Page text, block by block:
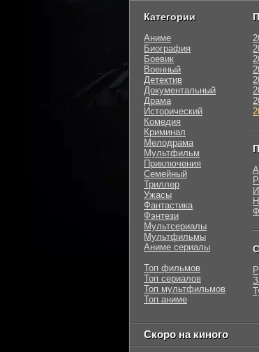
Категории
Аниме
Биография
Боевик
Военный
Детектив
Документальный
Драма
Исторический
Комедия
Криминал
Мелодрама
Мультфильм
Приключения
Семейный
Триллер
Ужасы
Фантастика
Фэнтези
Мультсериалы
Мультфильмы
Аниме сериалы
Топ фильмов
Топ сериалов
Топ мультфильмов
Топ аниме
Скоро на киного